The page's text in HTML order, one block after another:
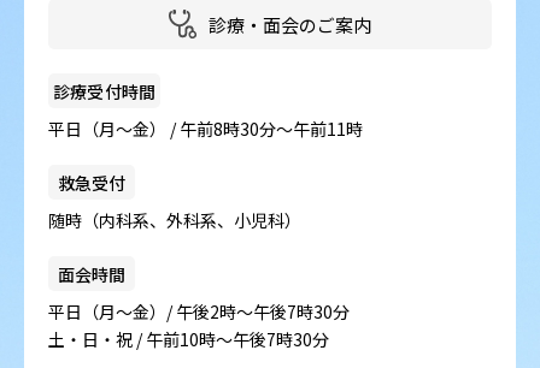
ご意見箱
診療・面会のご案内
診療受付時間
平日（月～金） / 午前8時30分～午前11時
救急受付
随時（内科系、外科系、小児科）
面会時間
平日（月～金）/ 午後2時～午後7時30分
土・日・祝 / 午前10時～午後7時30分